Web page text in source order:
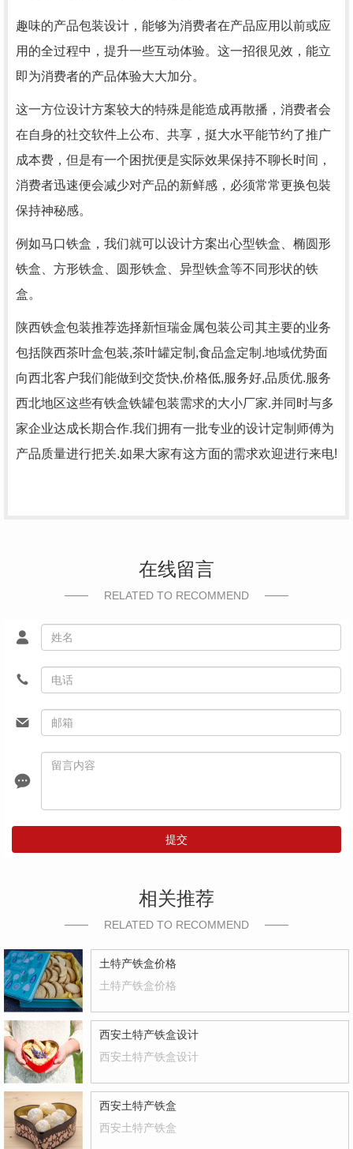
趣味的产品包装设计，能够为消费者在产品应用以前或应
用的全过程中，提升一些互动体验。这一招很见效，能立
即为消费者的产品体验大大加分。
这一方位设计方案较大的特殊是能造成再散播，消费者会
在自身的社交软件上公布、共享，挺大水平能节约了推广
成本费，但是有一个困扰便是实际效果保持不聊长时间，
消费者迅速便会减少对产品的新鲜感，必须常常更换包裝
保持神秘感。
例如马口铁盒，我们就可以设计方案出心型铁盒、椭圆形
铁盒、方形铁盒、圆形铁盒、异型铁盒等不同形状的铁
盒。
陕西铁盒包装推荐选择新恒瑞金属包装公司其主要的业务
包括陕西茶叶盒包装,茶叶罐定制,食品盒定制.地域优势面
向西北客户我们能做到交货快,价格低,服务好,品质优.服务
西北地区这些有铁盒铁罐包装需求的大小厂家.并同时与多
家企业达成长期合作.我们拥有一批专业的设计定制师傅为
产品质量进行把关.如果大家有这方面的需求欢迎进行来电!
在线留言
RELATED TO RECOMMEND
提交
相关推荐
RELATED TO RECOMMEND
土特产铁盒价格
土特产铁盒价格
西安土特产铁盒设计
西安土特产铁盒设计
西安土特产铁盒
西安土特产铁盒